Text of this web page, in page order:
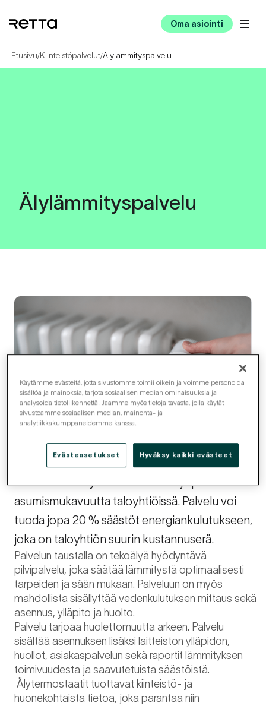
Oma asiointi
Etusivu/Kiinteistöpalvelut/Älylämmityspalvelu
Älylämmityspalvelu
Älylämmityspalvelu tarjoaa tehokkaan tavan
säästää lämmityskustannuksissa ja parantaa
asumismukavuutta taloyhtiöissä. Palvelu voi
tuoda jopa 20 % säästöt energiankulutukseen,
joka on taloyhtiön suurin kustannuserä.
Palvelun taustalla on tekoälyä hyödyntävä
pilvipalvelu, joka säätää lämmitystä optimaalisesti
tarpeiden ja sään mukaan. Palveluun on myös
mahdollista sisällyttää vedenkulutuksen mittaus sekä
asennus, ylläpito ja huolto.
Palvelu tarjoaa huolettomuutta arkeen. Palvelu
sisältää asennuksen lisäksi laitteiston ylläpidon,
huollot, asiakaspalvelun sekä raportit lämmityksen
toimivuudesta ja saavutetuista säästöistä.
Älytermostaatit tuottavat kiinteistö- ja
huonekohtaista tietoa, joka parantaa niin
Käytämme evästeitä, jotta sivustomme toimii oikein ja voimme personoida
sisältöä ja mainoksia, tarjota sosiaalisen median ominaisuuksia ja
analysoida tietoliikennettä. Jaamme myös tietoja tavasta, jolla käytät
sivustoamme sosiaalisen median, mainonta- ja
analytiikkakumppaneidemme kanssa.
Evästeasetukset Hyväksy kaikki evästeet